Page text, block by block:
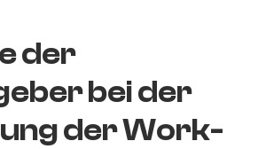
der
bei der
der Work-